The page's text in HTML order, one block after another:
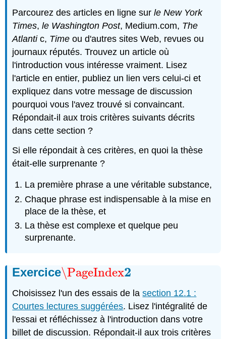
Parcourez des articles en ligne surle New York
Times,le Washington Post, Medium.com, The
Atlantic, Time ou d'autres sites Web, revues ou
journaux réputés. Trouvez un article où
l'introduction vous intéresse vraiment. Lisez
l'article en entier, publiez un lien vers celui-ci et
expliquez dans votre message de discussion
pourquoi vous l'avez trouvé si convaincant.
Répondait-il aux trois critères suivants décrits
dans cette section ?
Si elle répondait à ces critères, en quoi la thèse
était-elle surprenante ?
La première phrase a une véritable substance,
Chaque phrase est indispensable à la mise en
place de la thèse, et
La thèse est complexe et quelque peu
surprenante.
Exercice\PageIndex2
\PageIndex2
Choisissez l'un des essais de lasection 12.1 :
Courtes lectures suggérées. Lisez l'intégralité de
l'essai et réfléchissez à l'introduction dans votre
billet de discussion. Répondait-il aux trois critères